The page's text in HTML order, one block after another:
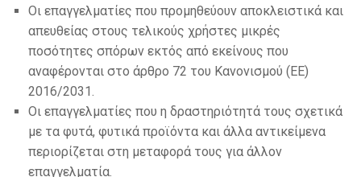
Οι επαγγελματίες που προμηθεύουν αποκλειστικά και
απευθείας στους τελικούς χρήστες μικρές
ποσότητες σπόρων εκτός από εκείνους που
αναφέρονται στο άρθρο 72 του Κανονισμού (ΕΕ)
2016/2031.
Οι επαγγελματίες που η δραστηριότητά τους σχετικά
με τα φυτά, φυτικά προϊόντα και άλλα αντικείμενα
περιορίζεται στη μεταφορά τους για άλλον
επαγγελματία.